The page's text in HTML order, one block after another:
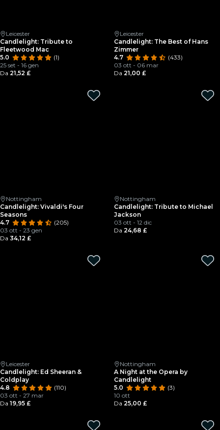
Leicester
Candlelight: Tribute to
Fleetwood Mac
5.0
(1)
25 set - 16 gen
Da 21,52 £
Leicester
Candlelight: The Best of Hans
Zimmer
4.7
(433)
03 ott - 06 mar
Da 21,00 £
Nottingham
Candlelight: Vivaldi's Four
Seasons
4.7
(205)
03 ott - 23 gen
Da 34,12 £
Nottingham
Candlelight: Tribute to Michael
Jackson
03 ott - 12 dic
Da 24,68 £
Leicester
Candlelight: Ed Sheeran &
Coldplay
4.8
(110)
03 ott - 27 mar
Da 19,95 £
Nottingham
A Night at the Opera by
Candlelight
5.0
(3)
10 ott
Da 25,00 £